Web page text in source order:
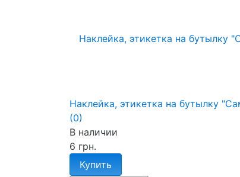
Наклейка, этикетка на бутылку
(0)
В наличии
6 грн.
Купить